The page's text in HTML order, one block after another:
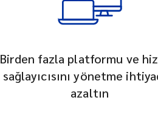
Birden fazla platformu ve
sağlayıcısını yönetme
azaltın